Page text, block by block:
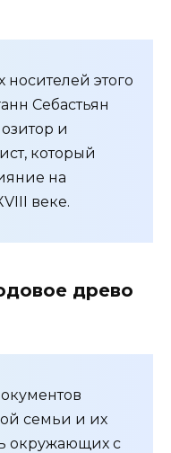
этого
Себастьян
и
который
на
веке.
древо
семьи и их
окружающих с